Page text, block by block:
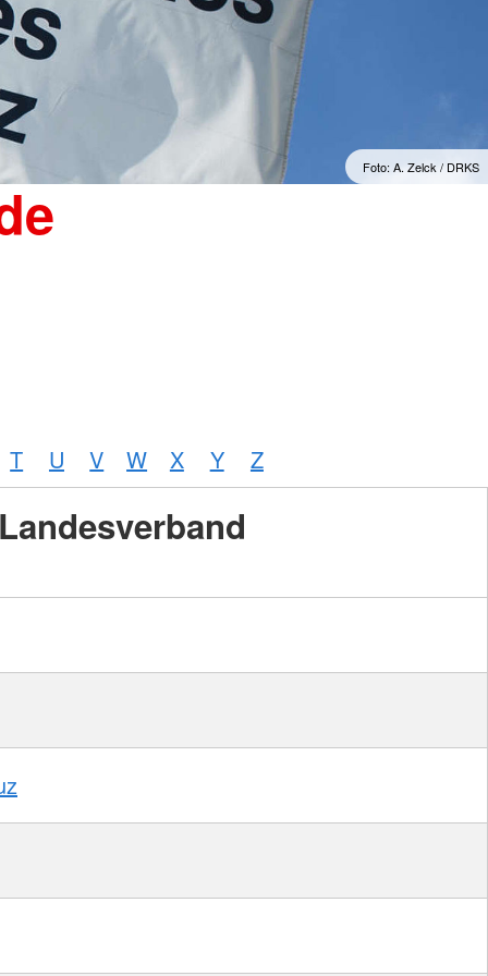
erwachsene Zuwanderer
Gesonderte Beratung und
Betreuung
Suchdienst
Foto: A. Zelck / DRKS
T U V W X Y Z